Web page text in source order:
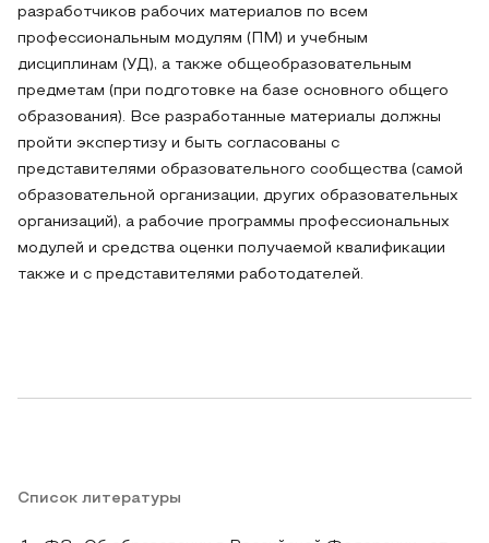
разработчиков рабочих материалов по всем
профессиональным модулям (ПМ) и учебным
дисциплинам (УД), а также общеобразовательным
предметам (при подготовке на базе основного общего
образования). Все разработанные материалы должны
пройти экспертизу и быть согласованы с
представителями образовательного сообщества (самой
образовательной организации, других образовательных
организаций), а рабочие программы профессиональных
модулей и средства оценки получаемой квалификации
также и с представителями работодателей.
Список литературы